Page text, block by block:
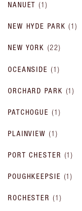
NANUET (1)
NEW HYDE PARK (1)
NEW YORK (22)
OCEANSIDE (1 )
ORCHARD PARK (1)
PATCHOGUE (1 )
PLAINVIEW (1 )
PORT CHESTER (1)
POUGHKEEPSIE (1)
ROCHESTER (1 )